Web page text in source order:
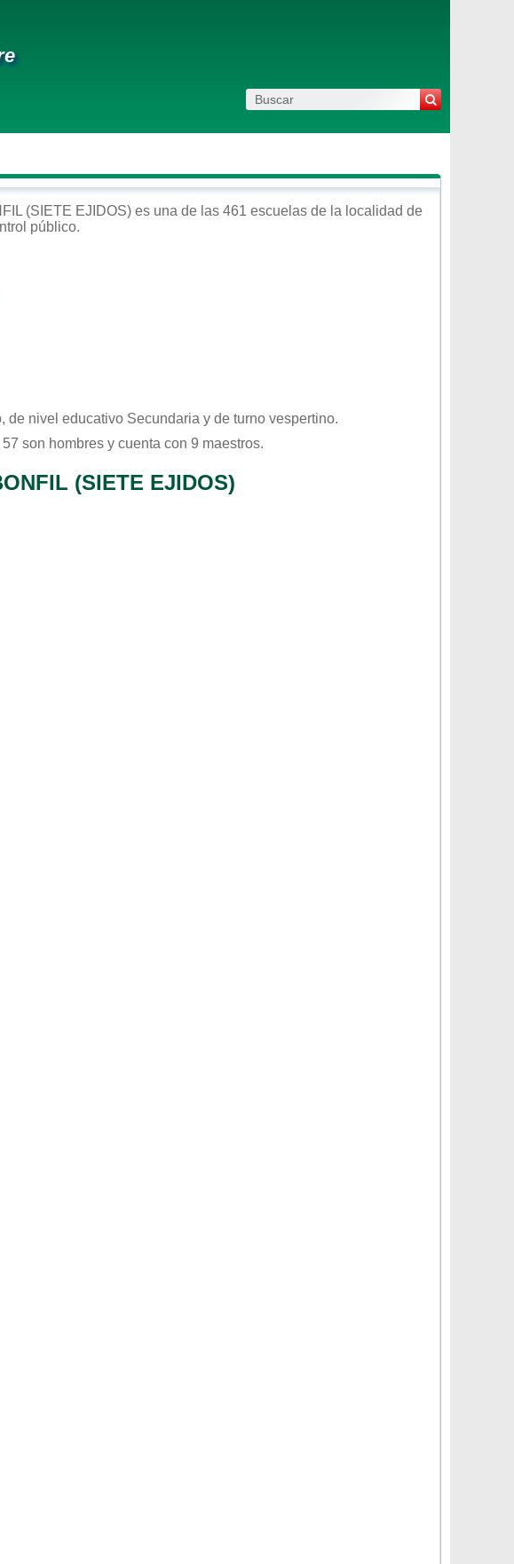
(SIETE EJIDOS) es una de las 461 escuelas de la localidad de
público.
, de nivel educativo Secundaria y de turno vespertino.
son hombres y cuenta con 9 maestros.
(SIETE EJIDOS)